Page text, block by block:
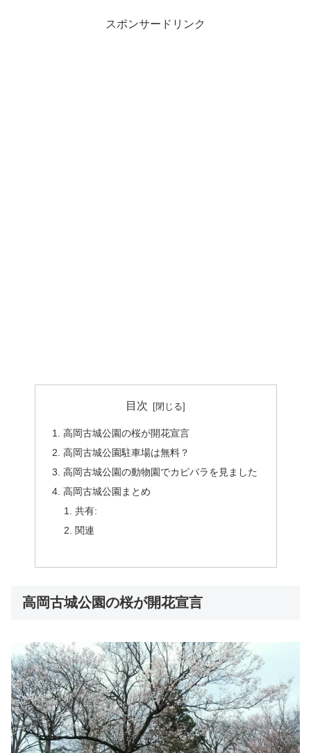
スポンサードリンク
目次
高岡古城公園の桜が開花宣言
高岡古城公園駐車場は無料？
高岡古城公園の動物園でカピバラを見ました
高岡古城公園まとめ
共有:
関連
高岡古城公園の桜が開花宣言